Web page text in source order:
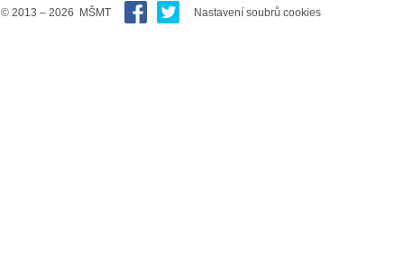
© 2013 – 2026 MŠMT Nastavení soubrů cookies